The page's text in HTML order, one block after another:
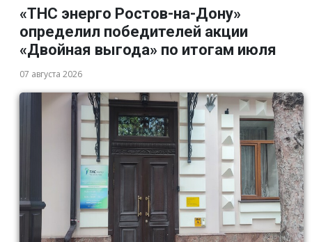
«ТНС энерго Ростов-на-Дону»
определил победителей акции
«Двойная выгода» по итогам июля
07 августа 2026